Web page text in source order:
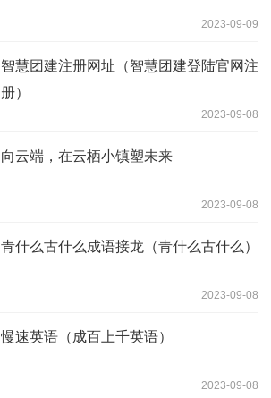
2023-09-09
智慧团建注册网址（智慧团建登陆官网注
册）
2023-09-08
向云端，在云栖小镇塑未来
2023-09-08
青什么古什么成语接龙（青什么古什么）
2023-09-08
慢速英语（成百上千英语）
2023-09-08